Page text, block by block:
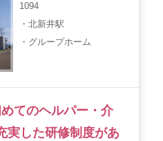
1094
・北新井駅
・グループホーム
てのヘルパー・介
実した研修制度があ